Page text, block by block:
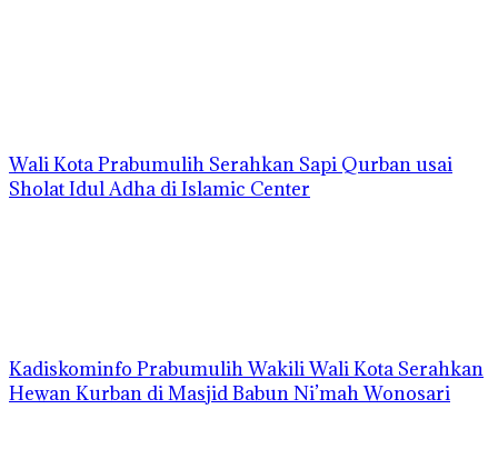
Wali Kota Prabumulih Serahkan Sapi Qurban usai
Sholat Idul Adha di Islamic Center
Kadiskominfo Prabumulih Wakili Wali Kota Serahkan
Hewan Kurban di Masjid Babun Ni’mah Wonosari